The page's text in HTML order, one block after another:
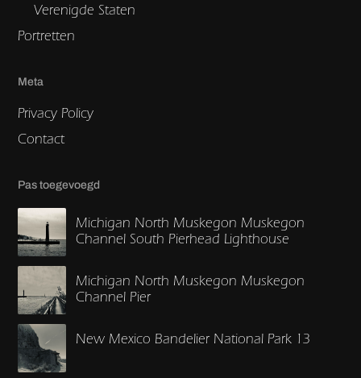
Verenigde Staten
Portretten
Meta
Privacy Policy
Contact
Pas toegevoegd
Michigan North Muskegon Muskegon
Channel South Pierhead Lighthouse
Michigan North Muskegon Muskegon
Channel Pier
New Mexico Bandelier National Park 13